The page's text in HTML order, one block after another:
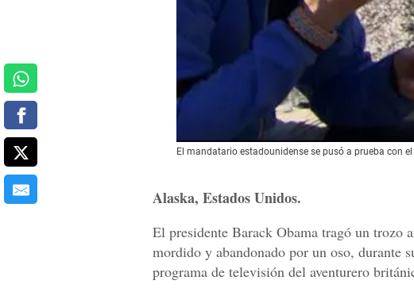
El mandatario estadounidense se pusó a prueba con
Alaska, Estados Unidos.
El presidente Barack Obama tragó un trozo
mordido y abandonado por un oso, durante
programa de televisión del aventurero